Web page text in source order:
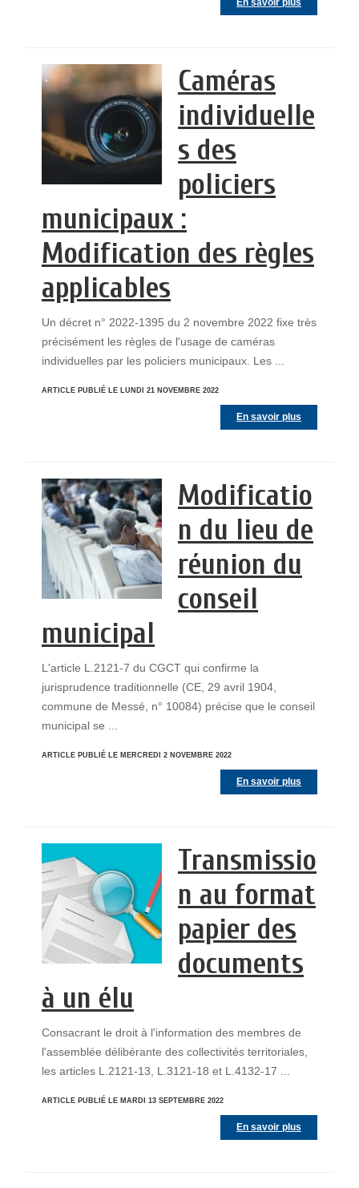
En savoir plus
Caméras
individuelle
s des
policiers
municipaux :
Modification des règles
applicables
Un décret n° 2022-1395 du 2 novembre 2022 fixe très
précisément les règles de l'usage de caméras
individuelles par les policiers municipaux. Les ...
ARTICLE PUBLIÉ LE LUNDI 21 NOVEMBRE 2022
En savoir plus
Modificatio
n du lieu de
réunion du
conseil
municipal
L'article L.2121-7 du CGCT qui confirme la
jurisprudence traditionnelle (CE, 29 avril 1904,
commune de Messé, n° 10084) précise que le conseil
municipal se ...
ARTICLE PUBLIÉ LE MERCREDI 2 NOVEMBRE 2022
En savoir plus
Transmissio
n au format
papier des
documents
à un élu
Consacrant le droit à l'information des membres de
l'assemblée délibérante des collectivités territoriales,
les articles L.2121-13, L.3121-18 et L.4132-17 ...
ARTICLE PUBLIÉ LE MARDI 13 SEPTEMBRE 2022
En savoir plus